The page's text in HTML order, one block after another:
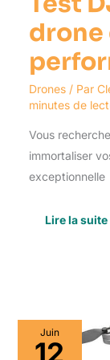
drone
Drones/ Par
minutes de
Vous
immortaliser
exceptionnelle
Lire la suite
Juin
12
Test
du